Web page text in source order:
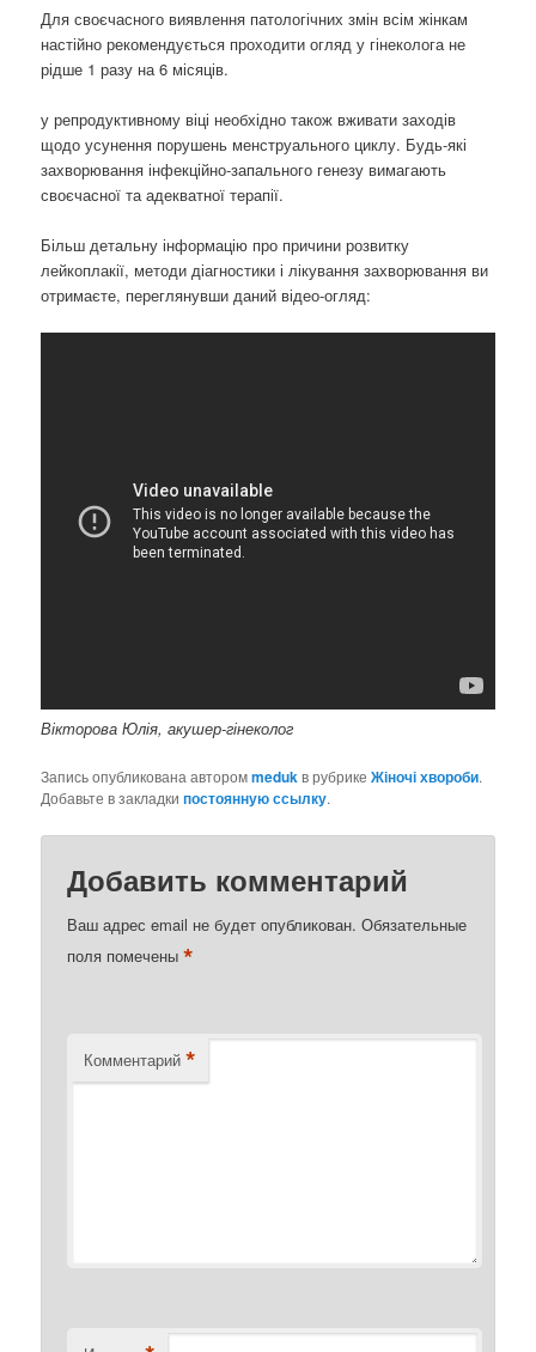
Для своєчасного виявлення патологічних змін всім жінкам
настійно рекомендується проходити огляд у гінеколога не
рідше 1 разу на 6 місяців.
у репродуктивному віці необхідно також вживати заходів
щодо усунення порушень менструального циклу. Будь-які
захворювання інфекційно-запального генезу вимагають
своєчасної та адекватної терапії.
Більш детальну інформацію про причини розвитку
лейкоплакії, методи діагностики і лікування захворювання ви
отримаєте, переглянувши даний відео-огляд:
Вікторова Юлія, акушер-гінеколог
Запись опубликована авторомmedukв рубрикеЖіночі хвороби.
Добавьте в закладкипостоянную ссылку.
Добавить комментарий
Ваш адрес email не будет опубликован. Обязательные
поля помечены*
Комментарий *